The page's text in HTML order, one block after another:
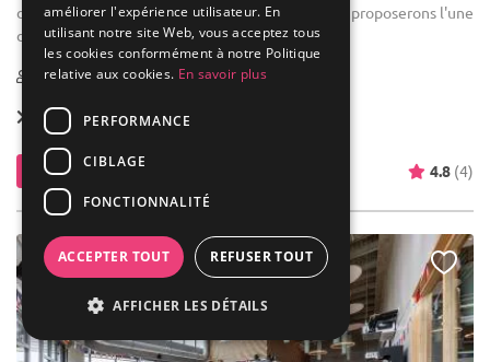
dinatoire vont de 20 à 300 personnes, nous vous proposerons l'une
de nos 4 salles en fonction de votre demande.
1-200
Location dès490 €
Contacter 4.8 (4)
améliorer l'expérience utilisateur. En
utilisant notre site Web, vous acceptez tous
les cookies conformément à notre Politique
relative aux cookies. En savoir plus
PERFORMANCE
CIBLAGE
FONCTIONNALITÉ
ACCEPTER TOUT REFUSER TOUT
AFFICHER LES DÉTAILS